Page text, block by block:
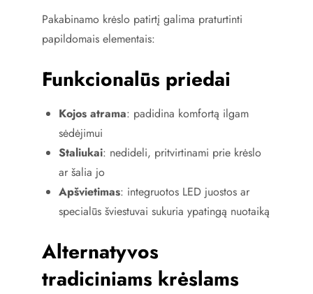
Pakabinamo krėslo patirtį galima praturtinti
papildomais elementais:
Funkcionalūs priedai
Kojos atrama: padidina komfortą ilgam
sėdėjimui
Staliukai: nedideli, pritvirtinami prie krėslo
ar šalia jo
Apšvietimas: integruotos LED juostos ar
specialūs šviestuvai sukuria ypatingą nuotaiką
Alternatyvos
tradiciniams krėslams